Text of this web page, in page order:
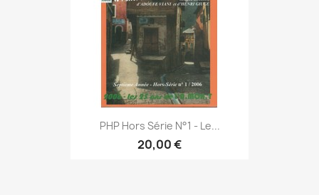
PHP Hors Série N°1 - Le...
20,00 €